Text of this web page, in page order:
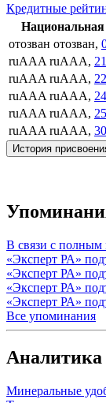
Кредитные
отозван отозван,
ruAAA ruAAA,
ruAAA ruAAA,
ruAAA ruAAA,
ruAAA ruAAA,
ruAAA ruAAA,
История
В связи с полным
«Эксперт РА»
«Эксперт РА»
«Эксперт РА»
«Эксперт РА»
Все упоминания
Аналитика
Минеральные